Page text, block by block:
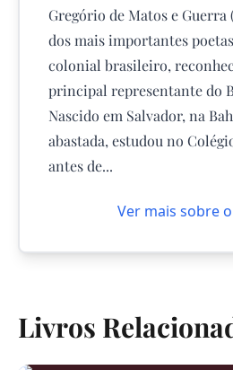
Gregório de Matos e Guerra
dos mais importantes
colonial brasileiro,
principal representante do
Nascido em Salvador, na
abastada, estudou no
antes de...
Ver mais sobre
Livros